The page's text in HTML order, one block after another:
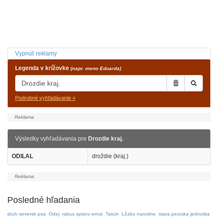
Vypnúť reklamy
Legenda v krížovke (napr. meno Eduarda)
Podrobné vyhľadávanie »
Výsledky vyhľadávania pre Drozdie kraj.
ODILAL droždie (kraj.)
Posledné hľadania
druh seversk psa Odej rakus spisov ernst Tatcin Lôzko narodne stara perzska jednotka